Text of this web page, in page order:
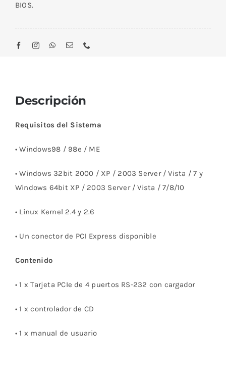
BIOS.
Descripción
Requisitos del Sistema
• Windows98 / 98e / ME
• Windows 32bit 2000 / XP / 2003 Server / Vista / 7 y
Windows 64bit XP / 2003 Server / Vista / 7/8/10
• Linux Kernel 2.4 y 2.6
• Un conector de PCI Express disponible
Contenido
• 1 x Tarjeta PCIe de 4 puertos RS-232 con cargador
• 1 x controlador de CD
• 1 x manual de usuario